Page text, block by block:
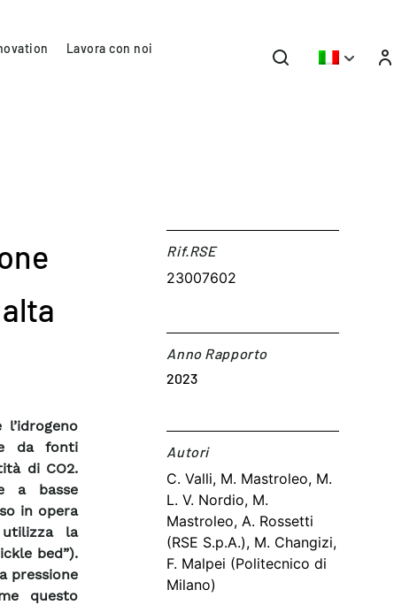
Lavora con noi
da fonti
di CO2.
a basse
in opera
la
bed”).
pressione
questo
Rif.RSE​
23007602
Anno Rapporto
2023
Autori​
C. Valli, M. Mastroleo, M.
L. V. Nordio, M.
Mastroleo, A. Rossetti
(RSE S.p.A.), M. Changizi,
F. Malpei (Politecnico di
Milano)